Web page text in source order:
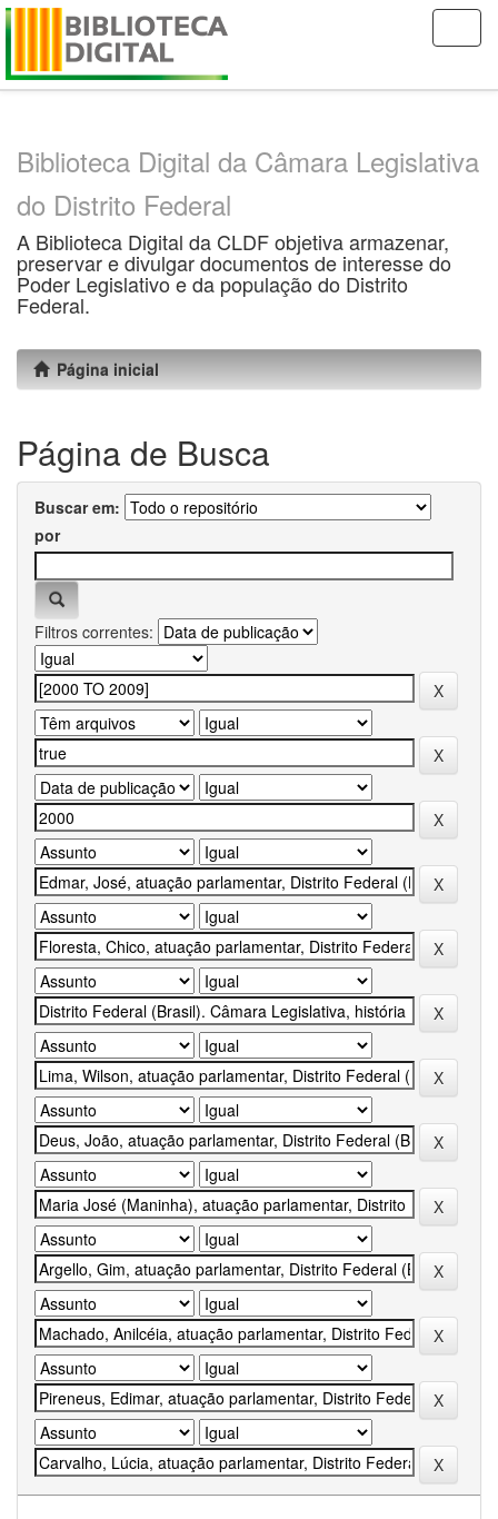
Skip
Biblioteca Digital da Câmara Legislativa
do Distrito Federal
A Biblioteca Digital da CLDF objetiva armazenar,
preservar e divulgar documentos de interesse do
Poder Legislativo e da população do Distrito
Federal.
Página inicial
Página de Busca
Buscar em:
por
Filtros correntes: